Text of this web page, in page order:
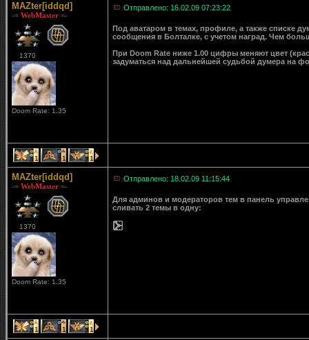
MAZter[iddqd]
-= WebMaster =-
1370
Doom Rate: 1.35
Отправлено: 16.02.09 07:23:22
Под аватаром в темах, профиле, а также списке
сообщения в Болталке, с учетом наград. Чем
При Doom Rate ниже 1.00 цифры меняют цвет
задуматься над дальнейшей судьбой думера на
1 1 1
MAZter[iddqd]
-= WebMaster =-
1370
Doom Rate: 1.35
Отправлено: 18.02.09 11:15:44
Для админов и модераторов тем в панель
сливать 2 темы в одну:
1 1 1